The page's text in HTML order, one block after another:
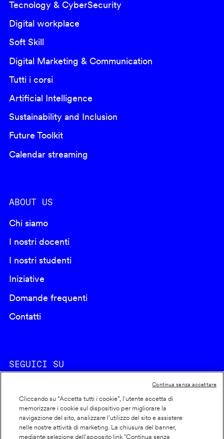
Tecnology & CyberSecurity
Digital workplace
Soft Skill
Digital Marketing & Communication
Tutti i corsi
Artificial Intelligence
Sustainability and Inclusion
Future Toolkit
Calendar streaming
ABOUT US
Chi siamo
I nostri docenti
I nostri studenti
Iniziative
Domande frequenti
Contatti
SEGUICI SU
Cookie policy
Cliccando su “Accetta tutti i cookie”, l'utente accetta di
memorizzare i cookie sul dispositivo per migliorare la
navigazione del sito, analizzare l'utilizzo del sito e assistere
nelle nostre attività di marketing. La chiusura del banner,
mediante selezione dell’apposito link "Continua senza
Continua senza accettare